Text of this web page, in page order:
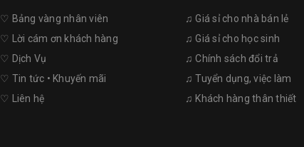
♡︎ Bảng vàng nhân viên
♡︎ Lời cám ơn khách hàng
♡︎ Dịch Vụ
♡︎ Tin tức • Khuyến mãi
♡︎ Liên hệ
♫ Giá sỉ cho nhà bán lẻ
♫ Giá sỉ cho học sinh
♫ Chính sách đổi trả
♫ Tuyển dụng, việc làm
♫ Khách hàng thân thiết